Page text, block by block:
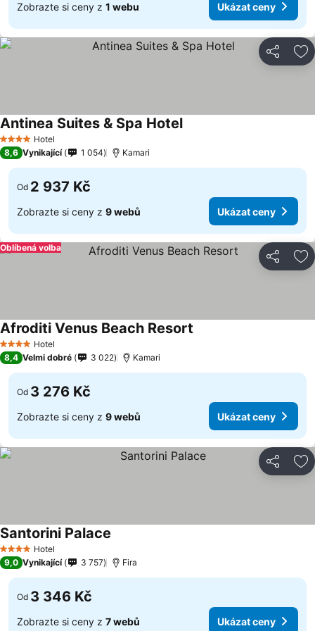
Zobrazte si ceny z 1 webu Ukázat ceny
Sdílet
4 Počet hvězdiček
Hotel
Antinea Suites & Spa Hotel
8,6 Vynikající 1 054 Kamari
Od 2 937 Kč
Zobrazte si ceny z 9 webů Ukázat ceny
Sdílet
Oblíbená volba
4 Počet hvězdiček
Hotel
Afroditi Venus Beach Resort
8,4 Velmi dobré 3 022 Kamari
Od 3 276 Kč
Zobrazte si ceny z 9 webů Ukázat ceny
Sdílet
4 Počet hvězdiček
Hotel
Santorini Palace
9,0 Vynikající 3 757 Fira
Od 3 346 Kč
Zobrazte si ceny z 7 webů Ukázat ceny